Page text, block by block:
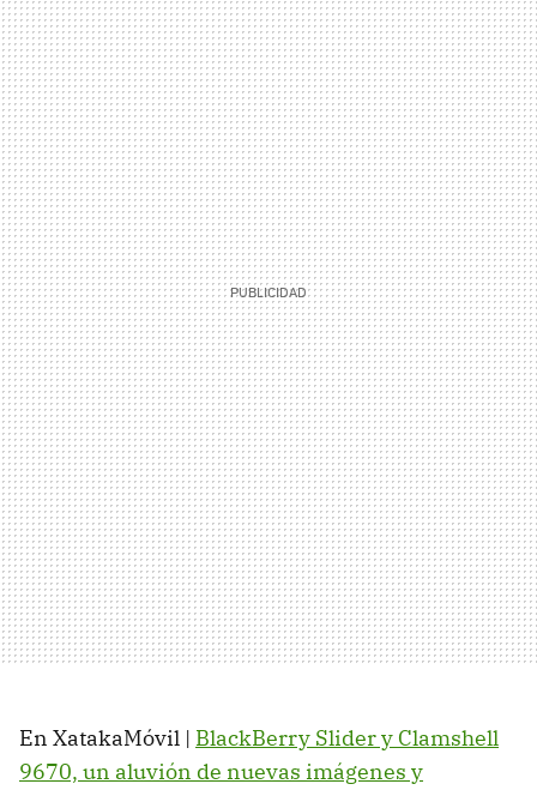
En XatakaMóvil | BlackBerry Slider y Clamshell
9670, un aluvión de nuevas imágenes y